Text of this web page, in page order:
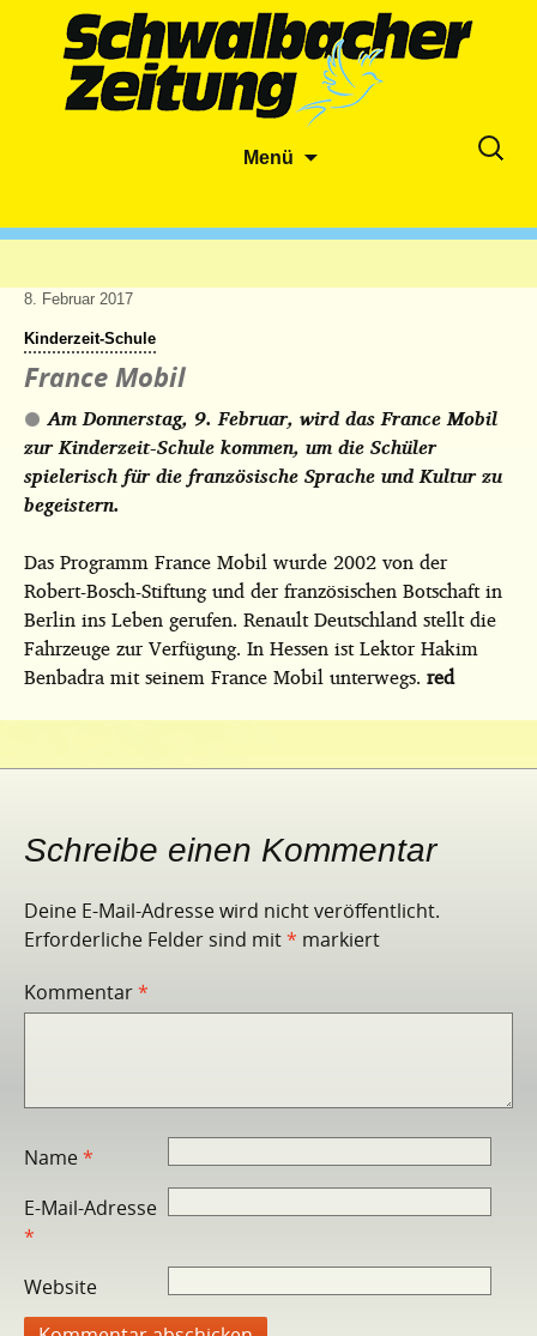
Menü
Suche
8. Februar 2017
Kinderzeit-Schule
France Mobil
Am Donnerstag, 9. Februar, wird das France Mobil
zur Kinderzeit-Schule kommen, um die Schüler
spielerisch für die französische Sprache und Kultur zu
begeistern.
Das Programm France Mobil wurde 2002 von der
Robert-Bosch-Stiftung und der französischen Botschaft in
Berlin ins Leben gerufen. Renault Deutschland stellt die
Fahrzeuge zur Verfügung. In Hessen ist Lektor Hakim
Benbadra mit seinem France Mobil unterwegs. red
Schreibe einen Kommentar
Deine E-Mail-Adresse wird nicht veröffentlicht.
Erforderliche Felder sind mit* markiert
Kommentar*
Name*
E-Mail-Adresse
*
Website